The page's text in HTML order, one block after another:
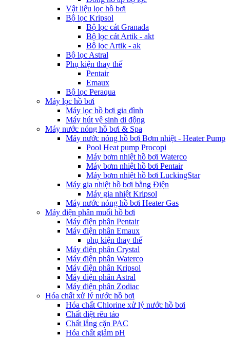
Vật liệu lọc hồ bơi
Bộ lọc Kripsol
Bộ lọc cát Granada
Bộ lọc cát Artik - akt
Bộ lọc Artik - ak
Bộ lọc Astral
Phụ kiện thay thế
Pentair
Emaux
Bộ lọc Peraqua
Máy lọc hồ bơi
Máy lọc hồ bơi gia đình
Máy hút vệ sinh di động
Máy nước nóng hồ bơi & Spa
Máy nước nóng hồ bơi Bơm nhiệt - Heater Pump
Pool Heat pump Procopi
Máy bơm nhiệt hồ bơi Waterco
Máy bơm nhiệt hồ bơi Pentair
Máy bơm nhiệt hồ bơi LuckingStar
Máy gia nhiệt hồ bơi bằng Điện
Máy gia nhiệt Kripsol
Máy nước nóng hồ bơi Heater Gas
Máy điện phân muối hồ bơi
Máy điện phân Pentair
Máy điện phân Emaux
phụ kiện thay thế
Máy điện phân Crystal
Máy điện phân Waterco
Máy điện phân Kripsol
Máy điện phân Astral
Máy điện phân Zodiac
Hóa chất xử lý nước hồ bơi
Hóa chất Chlorine xử lý nước hồ bơi
Chất diệt rêu tảo
Chất lắng cặn PAC
Hóa chất giảm pH